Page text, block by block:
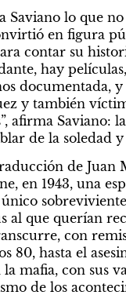
Saviano lo que
en figura
contar su
hay
documentada,
y también
afirma Saviano:
de la soledad y
de Juan
en 1943, una
al que querían
con
80, hasta el
mafia, con sus
de los